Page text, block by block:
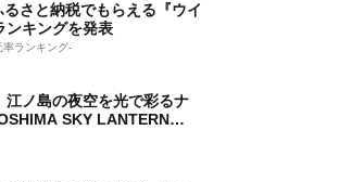
ンド観光誘致を拡大 「淡路
ライド」×
テム連携を開始！
ランド「アトラス」の中古
析｜建替えの知見、都心
えるブランド価値
ント施設「GiGO」のフラ
ケーションプログラム神
るさと納税でもらえる『ウイ
ンキングを発表
率ランキング-
江ノ島の夜空を光で彩るナ
SKY LANTERN
日(土)振替開催＆受付スタ